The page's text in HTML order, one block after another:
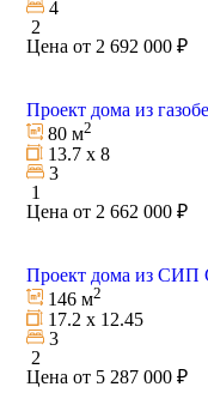
4
2
Цена от 2 692 000 ₽
Проект дома из
80 м2
13.7 х 8
3
1
Цена от 2 662 000 ₽
Проект дома из СИП
146 м2
17.2 х 12.45
3
2
Цена от 5 287 000 ₽